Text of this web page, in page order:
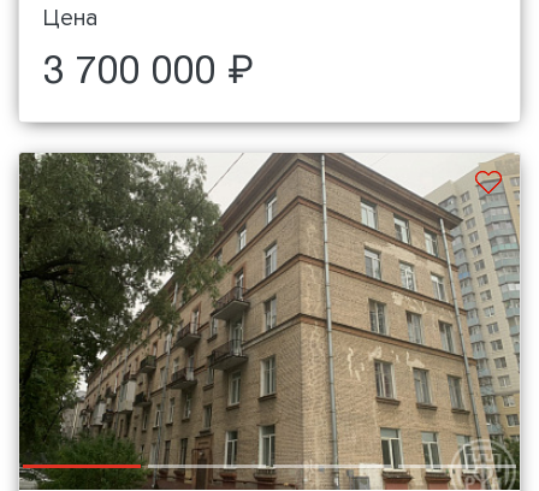
Цена
3 700 000 ₽